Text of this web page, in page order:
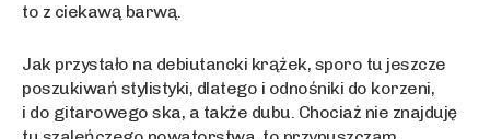
to z ciekawą barwą.
Jak przystało na debiutancki krążek, sporo tu jeszcze
poszukiwań stylistyki, dlatego i odnośniki do korzeni,
i do gitarowego ska, a także dubu. Chociaż nie znajduję